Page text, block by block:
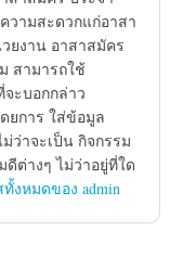
วามสะดวกแก่อาสา
ยงาน อาสาสมัคร
สามารถใช้
ะบอกกล่าว
ยการ ใส่ข้อมูล
ว่าจะเป็น กิจกรรม
ต่างๆ ไม่ว่าอยู่ที่ใด
งหมดของ admin